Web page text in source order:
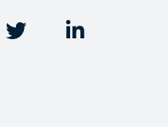
 